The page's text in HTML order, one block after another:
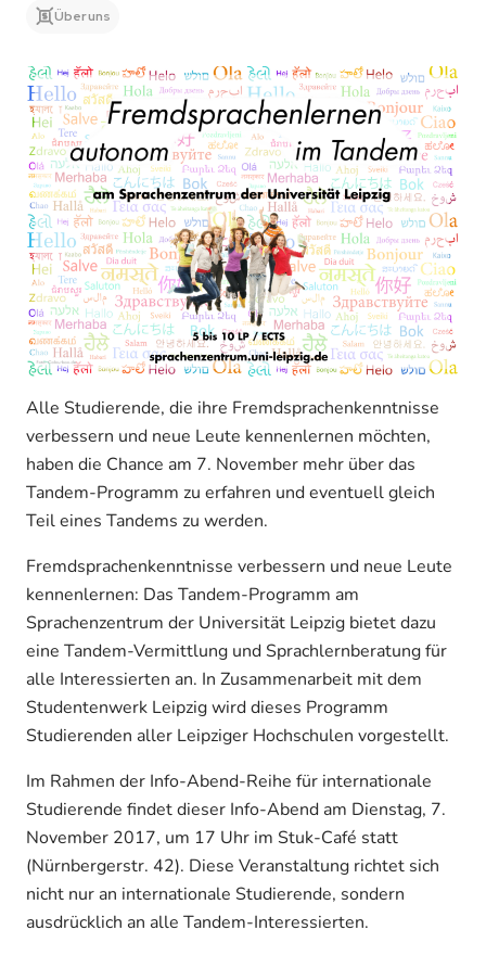
Über uns
Alle Studierende, die ihre Fremdsprachenkenntnisse
verbessern und neue Leute kennenlernen möchten,
haben die Chance am 7. November mehr über das
Tandem-Programm zu erfahren und eventuell gleich
Teil eines Tandems zu werden.
Fremdsprachenkenntnisse verbessern und neue Leute
kennenlernen: Das Tandem-Programm am
Sprachenzentrum der Universität Leipzig bietet dazu
eine Tandem-Vermittlung und Sprachlernberatung für
alle Interessierten an. In Zusammenarbeit mit dem
Studentenwerk Leipzig wird dieses Programm
Studierenden aller Leipziger Hochschulen vorgestellt.
Im Rahmen der Info-Abend-Reihe für internationale
Studierende findet dieser Info-Abend am Dienstag, 7.
November 2017, um 17 Uhr im Stuk-Café statt
(Nürnbergerstr. 42). Diese Veranstaltung richtet sich
nicht nur an internationale Studierende, sondern
ausdrücklich an alle Tandem-Interessierten.